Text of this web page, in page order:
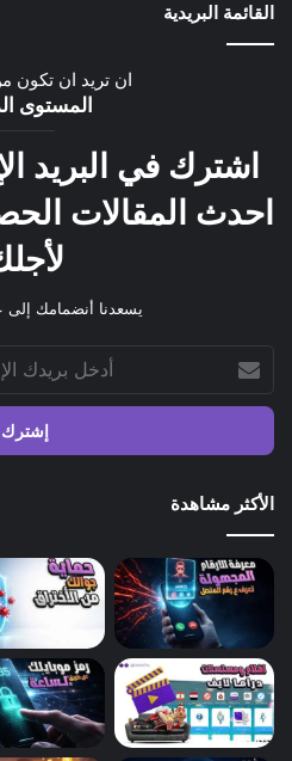
القائمة البريدية
ان تريد ان تكون
المستوى
اشترك في البريد
احدث المقالات
يسعدنا أنضمامك إلى
بريدك
الإلكتروني
الأكثر مشاهدة